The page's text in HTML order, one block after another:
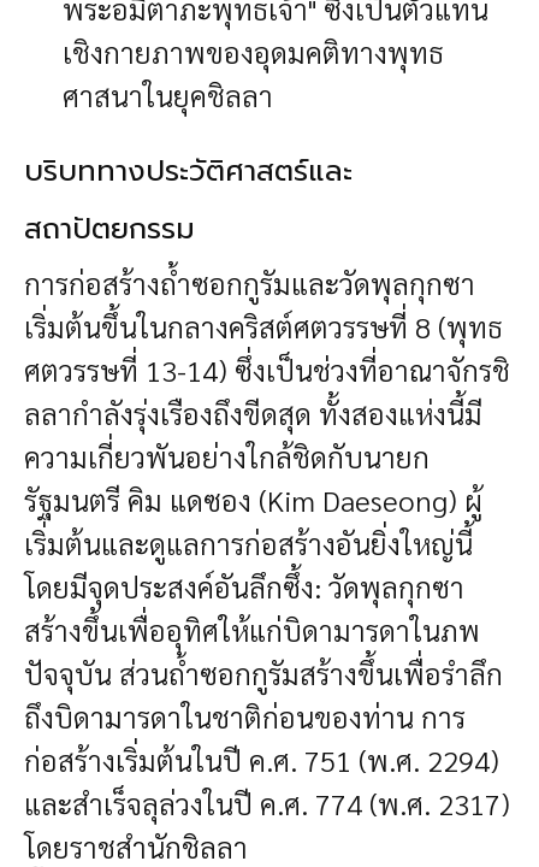
พระอมิตาภะพุทธเจ้า" ซึ่งเป็นตัวแทน
เชิงกายภาพของอุดมคติทางพุทธ
ศาสนาในยุคชิลลา
บริบททางประวัติศาสตร์และ
สถาปัตยกรรม
การก่อสร้างถ้ำซอกกูรัมและวัดพุลกุกซา
เริ่มต้นขึ้นในกลางคริสต์ศตวรรษที่ 8 (พุทธ
ศตวรรษที่ 13-14) ซึ่งเป็นช่วงที่อาณาจักรชิ
ลลากำลังรุ่งเรืองถึงขีดสุด ทั้งสองแห่งนี้มี
ความเกี่ยวพันอย่างใกล้ชิดกับนายก
รัฐมนตรี คิม แดซอง (Kim Daeseong) ผู้
เริ่มต้นและดูแลการก่อสร้างอันยิ่งใหญ่นี้
โดยมีจุดประสงค์อันลึกซึ้ง: วัดพุลกุกซา
สร้างขึ้นเพื่ออุทิศให้แก่บิดามารดาในภพ
ปัจจุบัน ส่วนถ้ำซอกกูรัมสร้างขึ้นเพื่อรำลึก
ถึงบิดามารดาในชาติก่อนของท่าน การ
ก่อสร้างเริ่มต้นในปี ค.ศ. 751 (พ.ศ. 2294)
และสำเร็จลุล่วงในปี ค.ศ. 774 (พ.ศ. 2317)
โดยราชสำนักชิลลา